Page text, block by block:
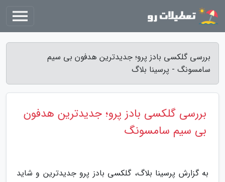
بررسی گلکسی بادز پرو؛ جدیدترین هدفون بی سیم
سامسونگ - پرسینا بلاگ
بررسی گلکسی بادز پرو؛ جدیدترین هدفون
بی سیم سامسونگ
به گزارش پرسینا بلاگ، گلکسی بادز پرو جدیدترین و شاید